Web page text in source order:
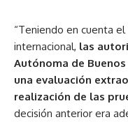
“Teniendo en cuenta
internacional, las
Autónoma de
una evaluación
realización de las
decisión anterior era